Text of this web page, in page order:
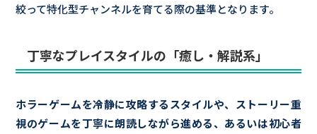
絞って特化型チャンネルを育てる際の基準となります。
丁寧なプレイスタイルの「癒し・解説系」
ホラーゲームを冷静に攻略するスタイルや、ストーリー重
視のゲームを丁寧に朗読しながら進める、あるいは初心者